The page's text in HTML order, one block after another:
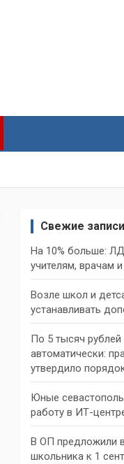
Свежие записи
На 10% больше:
учителям, врачам
Возле школ и
устанавливать
По 5 тысяч
автоматически:
утвердило
Юные
работу в ИТ-
В ОП предложили
школьника к 1